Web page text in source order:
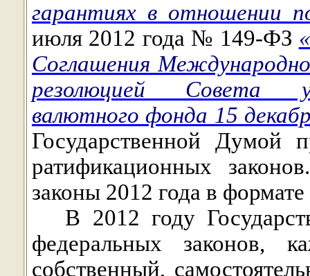
гарантиях в отношении
июля 2012 года № 149-ФЗ
Соглашения
резолюцией Совета
валютного фонда 15
Государственной Думой
ратификационных
законы 2012 года в
В 2012 году
федеральных законов,
собственный,